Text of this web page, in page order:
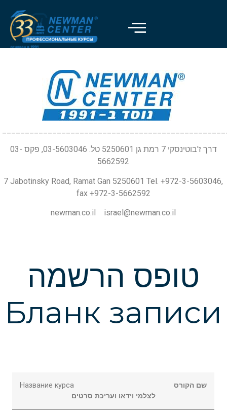
דרך ז'בוטינסקי 7 רמת גן 5250601 טל. 03-5603046, פקס 03-
5662592
7 Jabotinsky Road, Ramat Gan 5250601 Tel. +972-3-5603046,
fax +972-3-5662592
newman.co.il israel@newman.co.il
טופס הרשמה
Бланк записи
Название курса
שם הקורס
לצלמי וידאו ועריכת סרטים